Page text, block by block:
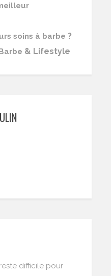
soins à barbe ?
& Lifestyle
difficile pour